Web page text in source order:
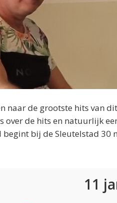
naar de grootste hits van
de hits en natuurlijk
bij de Sleutelstad 30
11